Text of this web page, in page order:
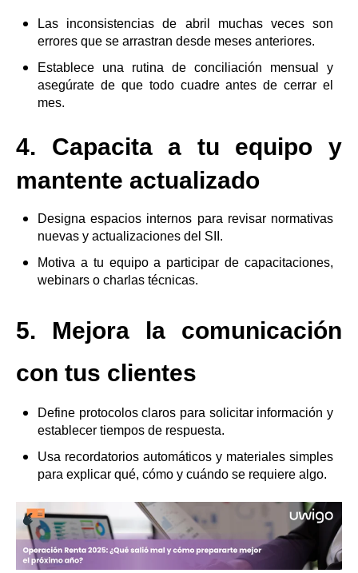
Las inconsistencias de abril muchas veces son
errores que se arrastran desde meses anteriores.
Establece una rutina de conciliación mensual y
asegúrate de que todo cuadre antes de cerrar el
mes.
4. Capacita a tu equipo y
mantente actualizado
Designa espacios internos para revisar normativas
nuevas y actualizaciones del SII.
Motiva a tu equipo a participar de capacitaciones,
webinars o charlas técnicas.
5. Mejora la comunicación
con tus clientes
Define protocolos claros para solicitar información y
establecer tiempos de respuesta.
Usa recordatorios automáticos y materiales simples
para explicar qué, cómo y cuándo se requiere algo.